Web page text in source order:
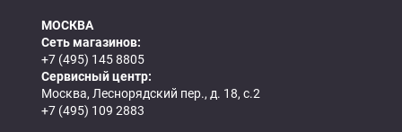
МОСКВА
Сеть магазинов:
+7 (495) 145 8805
Сервисный центр:
Москва, Леснорядский пер., д. 18, с.2
+7 (495) 109 2883